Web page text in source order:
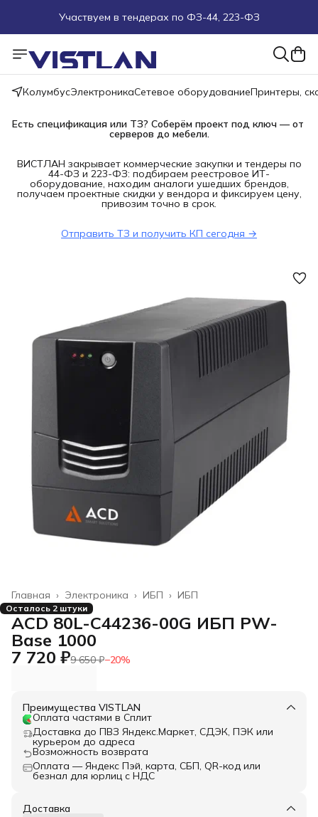
Участвуем в тендерах по ФЗ-44, 223-ФЗ
Поможем подобрать оборудование под ТЗ
Пуско-наладочные работы
Пришлите запрос на e-mail или в чат
КолумбусЭлектроникаСетевое оборудованиеПринтеры,
Есть спецификация или ТЗ? Соберём проект под ключ — от
серверов до мебели.
ВИСТЛАН закрывает коммерческие закупки и тендеры по
44-ФЗ и 223-ФЗ: подбираем реестровое ИТ-
оборудование, находим аналоги ушедших брендов,
получаем проектные скидки у вендора и фиксируем цену,
привозим точно в срок.
Отправить ТЗ и получить КП сегодня →
ИБП
ИБП ›
Электроника ›
Главная ›
Осталось 2 штуки
ACD 80L-C44236-00G ИБП PW-
Base 1000
7 720 ₽9 650 ₽−20%
Преимущества VISTLAN
Оплата частями в Сплит
Доставка до ПВЗ Яндекс.Маркет, СДЭК, ПЭК или
курьером до адреса
Возможность возврата
Оплата — Яндекс Пэй, карта, СБП, QR-код или
безнал для юрлиц с НДС
Доставка